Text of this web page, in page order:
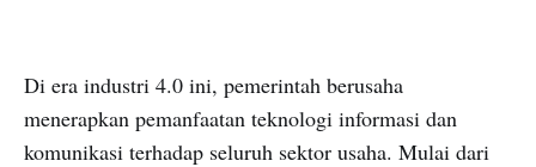
Di era industri 4.0 ini, pemerintah berusaha
menerapkan pemanfaatan teknologi informasi dan
komunikasi terhadap seluruh sektor usaha. Mulai dari